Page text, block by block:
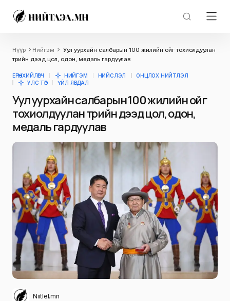
Нүүр Нийгэм
Уул уурхайн салбарын 100 жилийн ойг тохиолдуулан
төрийн дээд цол, одон, медаль гардуулав
ЕРӨНХИЙЛӨГЧ НИЙГЭМ НИЙСЛЭЛ
ОНЦЛОХ НИЙТЛЭЛ
УЛС ТӨР
ҮЙЛ ЯВДАЛ
Уул уурхайн салбарын 100 жилийн ойг
тохиолдуулан төрийн дээд цол, одон,
медаль гардуулав
Niitlel.mn